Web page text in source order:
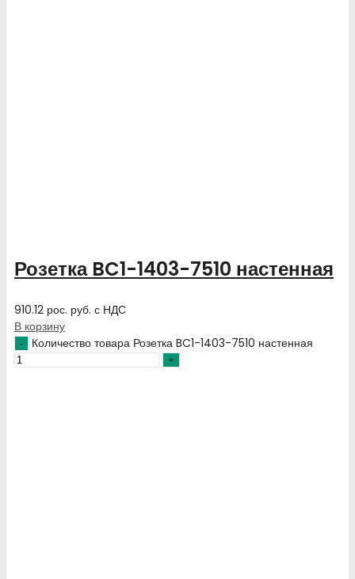
Розетка BC1-1403-7510 настенная
910.12 рос. руб. с НДС
В корзину
Количество товара Розетка BC1-1403-7510 настенная